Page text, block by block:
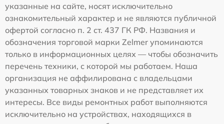
указанные на сайте, носят исключительно
ознакомительный характер и не являются публичной
офертой согласно п. 2 ст. 437 ГК РФ. Названия и
обозначения торговой марки Zelmer упоминаются
только в информационных целях — чтобы обозначить
перечень техники, с которой мы работаем. Наша
организация не аффилирована с владельцами
указанных товарных знаков и не представляет их
интересы. Все виды ремонтных работ выполняются
исключительно на устройствах, находящихся в